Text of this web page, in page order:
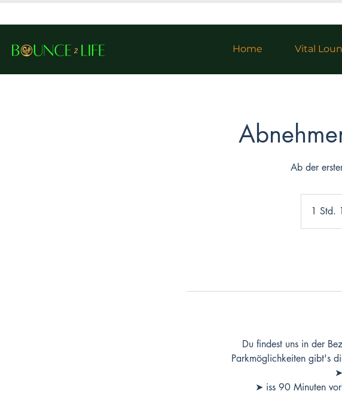
Home Vital
Ab der
1 Std.
Du findest uns in der
Parkmöglichkeiten gibt's
➤ iss 90 Minuten